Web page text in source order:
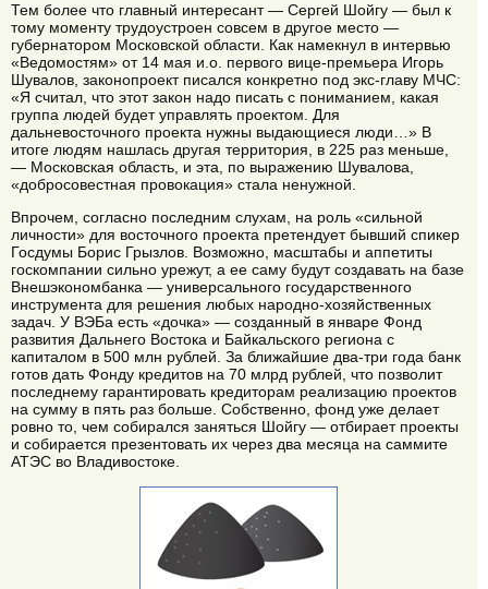
Тем более что главный интересант — Сергей Шойгу — был к
тому моменту трудоустроен совсем в другое место —
губернатором Московской области. Как намекнул в интервью
«Ведомостям» от 14 мая и.о. первого вице-премьера Игорь
Шувалов, законопроект писался конкретно под экс-главу МЧС:
«Я считал, что этот закон надо писать с пониманием, какая
группа людей будет управлять проектом. Для
дальневосточного проекта нужны выдающиеся люди…» В
итоге людям нашлась другая территория, в 225 раз меньше,
— Московская область, и эта, по выражению Шувалова,
«добросовестная провокация» стала ненужной.
Впрочем, согласно последним слухам, на роль «сильной
личности» для восточного проекта претендует бывший спикер
Госдумы Борис Грызлов. Возможно, масштабы и аппетиты
госкомпании сильно урежут, а ее саму будут создавать на базе
Внешэкономбанка — универсального государственного
инструмента для решения любых народно-хозяйственных
задач. У ВЭБа есть «дочка» — созданный в январе Фонд
развития Дальнего Востока и Байкальского региона с
капиталом в 500 млн рублей. За ближайшие два-три года банк
готов дать Фонду кредитов на 70 млрд рублей, что позволит
последнему гарантировать кредиторам реализацию проектов
на сумму в пять раз больше. Собственно, фонд уже делает
ровно то, чем собирался заняться Шойгу — отбирает проекты
и собирается презентовать их через два месяца на саммите
АТЭС во Владивостоке.